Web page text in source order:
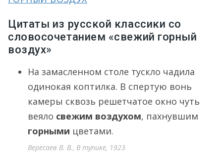
Цитаты из русской классики со
словосочетанием «свежий горный
воздух»
На замасленном столе тускло чадила
одинокая коптилка. В спертую вонь
камеры сквозь решетчатое окно чуть
веяло свежим воздухом, пахнувшим
горными цветами.
Вересаев В. В., В тупике, 1923